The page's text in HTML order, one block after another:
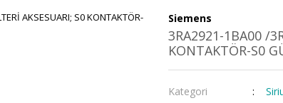
Siemens
3RA2921-1BA00 /
KONTAKTÖR-S0
Kategori